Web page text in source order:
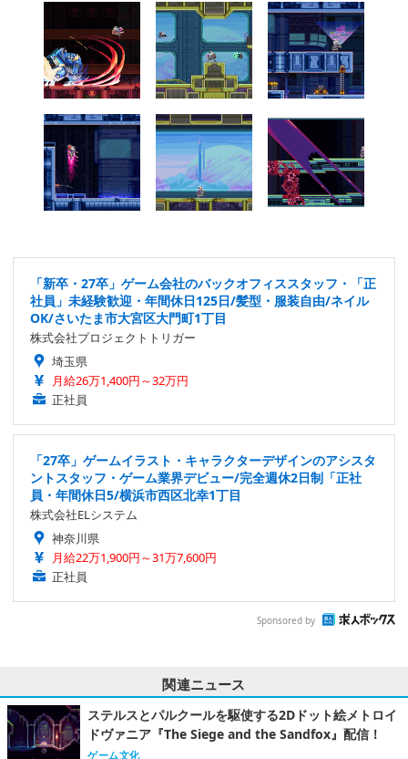
「新卒・27卒」ゲーム会社のバックオフィススタッフ・「正
社員」未経験歓迎・年間休日125日/髪型・服装自由/ネイル
OK/さいたま市大宮区大門町1丁目
株式会社プロジェクトトリガー
埼玉県
月給26万1,400円～32万円
正社員
「27卒」ゲームイラスト・キャラクターデザインのアシスタ
ントスタッフ・ゲーム業界デビュー/完全週休2日制「正社
員・年間休日5/横浜市西区北幸1丁目
株式会社ELシステム
神奈川県
月給22万1,900円～31万7,600円
正社員
Sponsored by
関連ニュース
ステルスとパルクールを駆使する2Dドット絵メトロイ
ドヴァニア『The Siege and the Sandfox』配信！
ゲーム文化